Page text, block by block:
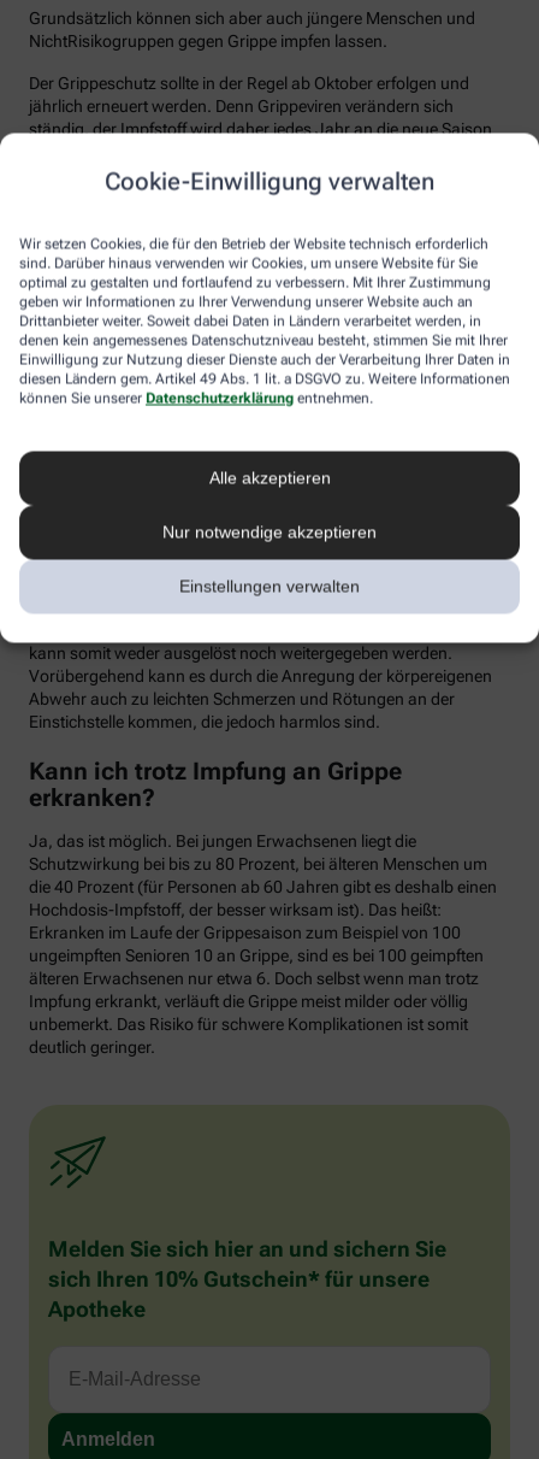
Cookie-Einwilligung verwalten
Wir setzen Cookies, die für den Betrieb der Website technisch erforderlich
sind. Darüber hinaus verwenden wir Cookies, um unsere Website für Sie
optimal zu gestalten und fortlaufend zu verbessern. Mit Ihrer Zustimmung
geben wir Informationen zu Ihrer Verwendung unserer Website auch an
Drittanbieter weiter. Soweit dabei Daten in Ländern verarbeitet werden, in
denen kein angemessenes Datenschutzniveau besteht, stimmen Sie mit Ihrer
Einwilligung zur Nutzung dieser Dienste auch der Verarbeitung Ihrer Daten in
diesen Ländern gem. Artikel 49 Abs. 1 lit. a DSGVO zu. Weitere Informationen
können Sie unserer Datenschutzerklärung entnehmen.
Alle akzeptieren
Nur notwendige akzeptieren
Einstellungen verwalten
Grundsätzlich können sich aber auch jüngere Menschen und
NichtRisikogruppen gegen Grippe impfen lassen.
Der Grippeschutz sollte in der Regel ab Oktober erfolgen und
jährlich erneuert werden. Denn Grippeviren verändern sich
ständig, der Impfstoff wird daher jedes Jahr an die neue Saison
der Körper einen ausreichenden Schutz vor einer Ansteckung
aufgebaut hat. Auch eine spätere Impfung zu Beginn des Jahres
Wie sicher ist der Impfstoff?
Jeder Grippeimpfstoff, der in Deutschland verwendet wird, muss
ein streng reguliertes Zulassungsverfahren durchlaufen. Hierbei
muss die Qualität, Wirksamkeit und Verträglichkeit in
wissenschaftlichen Studien nachgewiesen werden. Die Freigabe
erfolgt nach weiteren Prüfungen schließlich durch das Paul-
der Freigabe stetig weiter beobachtet.
Die Grippeimpfung ist in aller Regel gut verträglich. In den ersten
Frösteln oder Kopf- und Gliederschmerzen auftreten, die aber
meist binnen weniger Tage wieder abklingen. Mit einer Grippe
haben die Symptome allerdings nichts zu tun. Denn üblicherweise
kann somit weder ausgelöst noch weitergegeben werden.
Vorübergehend kann es durch die Anregung der körpereigenen
Abwehr auch zu leichten Schmerzen und Rötungen an der
Einstichstelle kommen, die jedoch harmlos sind.
Kann ich trotz Impfung an Grippe
erkranken?
Ja, das ist möglich. Bei jungen Erwachsenen liegt die
Schutzwirkung bei bis zu 80 Prozent, bei älteren Menschen um
die 40 Prozent (für Personen ab 60 Jahren gibt es deshalb einen
Hochdosis-Impfstoff, der besser wirksam ist). Das heißt:
Erkranken im Laufe der Grippesaison zum Beispiel von 100
ungeimpften Senioren 10 an Grippe, sind es bei 100 geimpften
älteren Erwachsenen nur etwa 6. Doch selbst wenn man trotz
Impfung erkrankt, verläuft die Grippe meist milder oder völlig
unbemerkt. Das Risiko für schwere Komplikationen ist somit
deutlich geringer.
Melden Sie sich hier an und sichern Sie
sich Ihren 10% Gutschein* für unsere
Apotheke